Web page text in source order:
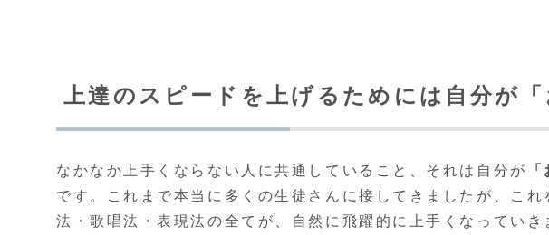
上達のスピードを上げるためには自分が
なかなか上手くならない人に共通していること、それは自分が
です。これまで本当に多くの生徒さんに接してきましたが、こ
法・歌唱法・表現法の全てが、自然に飛躍的に上手くなっていき